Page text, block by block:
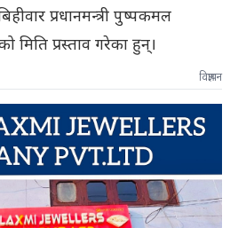
प्रधानमन्त्री पुष्पकमल
मिति प्रस्ताव गरेका हुन्।
विज्ञापन